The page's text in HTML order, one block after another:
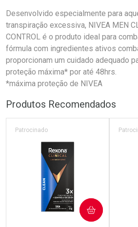
Desenvolvido especialmente para
transpiração excessiva, NIVEA MEN
CONTROL é o produto ideal para
fórmula com ingredientes ativos
proporcionam um cuidado adequado
proteção máxima* por até 48hrs.
*máxima proteção de NIVEA
Produtos Recomendados
Patrocinado
COMPRAR